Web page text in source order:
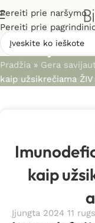
Pereiti prie naršymo
Pereiti prie
Straipsniai
Pradžia » Gera
kaip užsikrečiama
kaip
Įjungta 2024 11